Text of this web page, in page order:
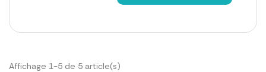
Affichage 1-5 de 5 article(s)